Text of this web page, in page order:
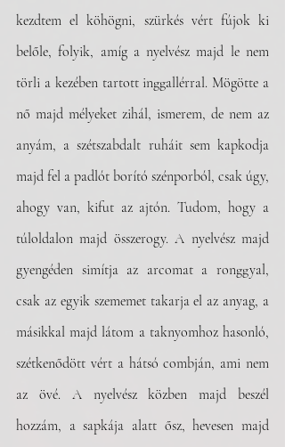
kezdtem el köhögni, szürkés vért fújok ki
belőle, folyik, amíg a nyelvész majd le nem
törli a kezében tartott inggallérral. Mögötte a
nő majd mélyeket zihál, ismerem, de nem az
anyám, a szétszabdalt ruháit sem kapkodja
majd fel a padlót borító szénporból, csak úgy,
ahogy van, kifut az ajtón. Tudom, hogy a
túloldalon majd összerogy. A nyelvész majd
gyengéden simítja az arcomat a ronggyal,
csak az egyik szememet takarja el az anyag, a
másikkal majd látom a taknyomhoz hasonló,
szétkenődött vért a hátsó combján, ami nem
az övé. A nyelvész közben majd beszél
hozzám, a sapkája alatt ősz, hevesen majd